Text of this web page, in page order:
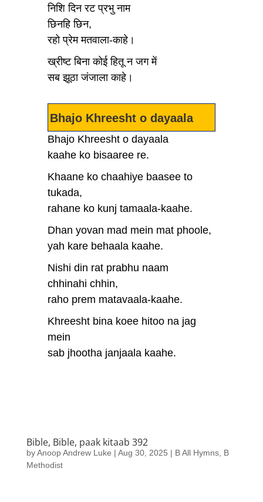
निशि दिन रट प्रभु नाम
छिनहि छिन,
रहो प्रेम मतवाला-काहे।
ख्रीष्ट बिना कोई हितू न जग में
सब झूठा जंजाला काहे।
Bhajo Khreesht o dayaala
Bhajo Khreesht o dayaala
kaahe ko bisaaree re.
Khaane ko chaahiye baasee to
tukada,
rahane ko kunj tamaala-kaahe.
Dhan yovan mad mein mat phoole,
yah kare behaala kaahe.
Nishi din rat prabhu naam
chhinahi chhin,
raho prem matavaala-kaahe.
Khreesht bina koee hitoo na jag
mein
sab jhootha janjaala kaahe.
Bible, Bible, paak kitaab 392
byAnoop Andrew Luke | Aug 30, 2025 | B All Hymns, B
Methodist